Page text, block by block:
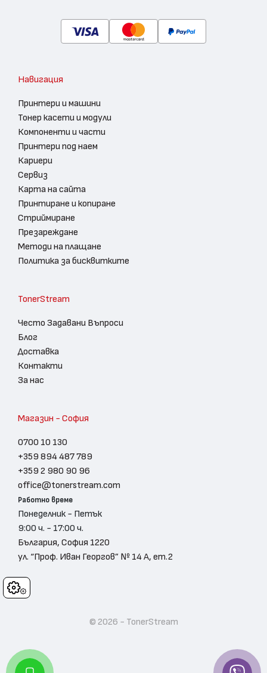
Cookies
Навигация
Принтери и машини
Тонер касети и модули
Компоненти и части
Принтери под наем
Кариери
Сервиз
Карта на сайта
Принтиране и копиране
Стриймиране
Презареждане
Методи на плащане
Политика за бисквитките
TonerStream
Често Задавани Въпроси
Блог
Доставка
Контакти
За нас
Магазин - София
0700 10 130
+359 894 487 789
+359 2 980 90 96
office@tonerstream.com
Работно време
Понеделник - Петък
9:00 ч. - 17:00 ч.
България, София 1220
ул. “Проф. Иван Георгов” № 14 А, ет.2
© 2026 - TonerStream